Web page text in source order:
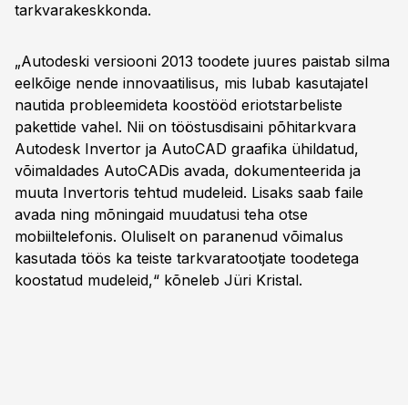
tarkvarakeskkonda.
„Autodeski versiooni 2013 toodete juures paistab silma
eelkõige nende innovaatilisus, mis lubab kasutajatel
nautida probleemideta koostööd eriotstarbeliste
pakettide vahel. Nii on tööstusdisaini põhitarkvara
Autodesk Invertor ja AutoCAD graafika ühildatud,
võimaldades AutoCADis avada, dokumenteerida ja
muuta Invertoris tehtud mudeleid. Lisaks saab faile
avada ning mõningaid muudatusi teha otse
mobiiltelefonis. Oluliselt on paranenud võimalus
kasutada töös ka teiste tarkvaratootjate toodetega
koostatud mudeleid,“ kõneleb Jüri Kristal.